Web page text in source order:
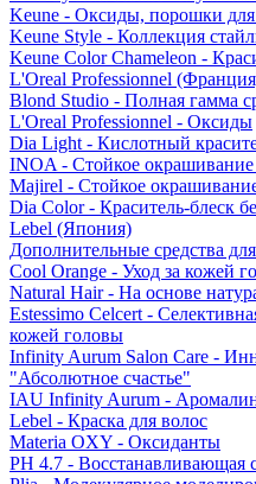
Keune - Оксиды, порошки для
Keune Style - Коллекция
Keune Color Chameleon -
L'Oreal Professionnel
Blond Studio - Полная гамма
L'Oreal Professionnel - Оксиды
Dia Light - Кислотный
INOA - Стойкое окрашивание
Majirel - Стойкое
Dia Color - Краситель-блеск
Lebel (Япония)
Дополнительные средства
Cool Orange - Уход за кожей
Natural Hair - На основе
Estessimo Celcert -
кожей головы
Infinity Aurum Salon Care -
"Абсолютное счастье"
IAU Infinity Aurum -
Lebel - Краска для волос
Materia OXY - Оксиданты
PH 4.7 - Восстанавливающая